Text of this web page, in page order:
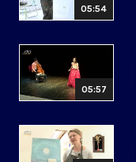
05:54
05:57